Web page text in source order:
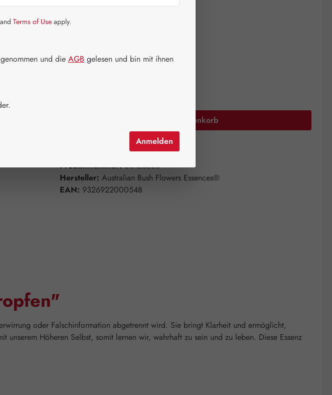
Artikel auf Lager.
In den Warenkorb
Zum Merkzettel hinzufügen
Produktnummer:06126280
Hersteller: Australian Bush Flowers Essences®
EAN: 9326922000548
oder Falschinformation abgetrennt wird. Sie bringt Klarheit und ermöglicht,
Höheren Selbst, somit lernen wir, wahrhaft zu sein und zu leben. Diese Essenz
and Terms of Use apply.
und die AGB gelesen und bin mit ihnen
Anmelden